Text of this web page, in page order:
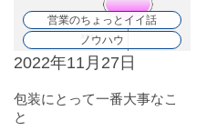
営業のちょっとイイ話
ノウハウ
2022年11月27日
包装にとって一番大事なこ
と